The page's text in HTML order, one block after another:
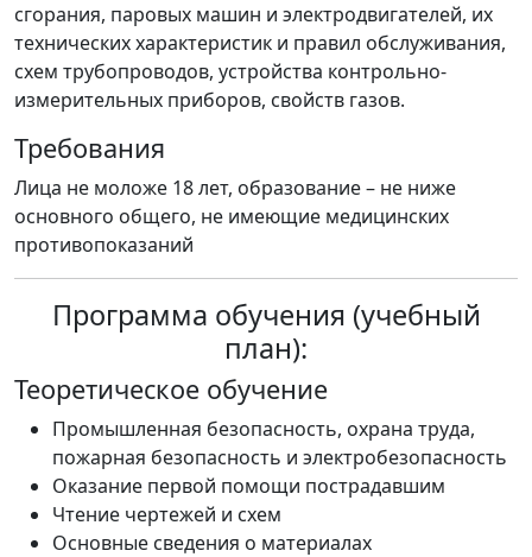
сгорания, паровых машин и электродвигателей, их
технических характеристик и правил обслуживания,
схем трубопроводов, устройства контрольно-
измерительных приборов, свойств газов.
Требования
Лица не моложе 18 лет, образование – не ниже
основного общего, не имеющие медицинских
противопоказаний
Программа обучения (учебный
план):
Теоретическое обучение
Промышленная безопасность, охрана труда,
пожарная безопасность и электробезопасность
Оказание первой помощи пострадавшим
Чтение чертежей и схем
Основные сведения о материалах